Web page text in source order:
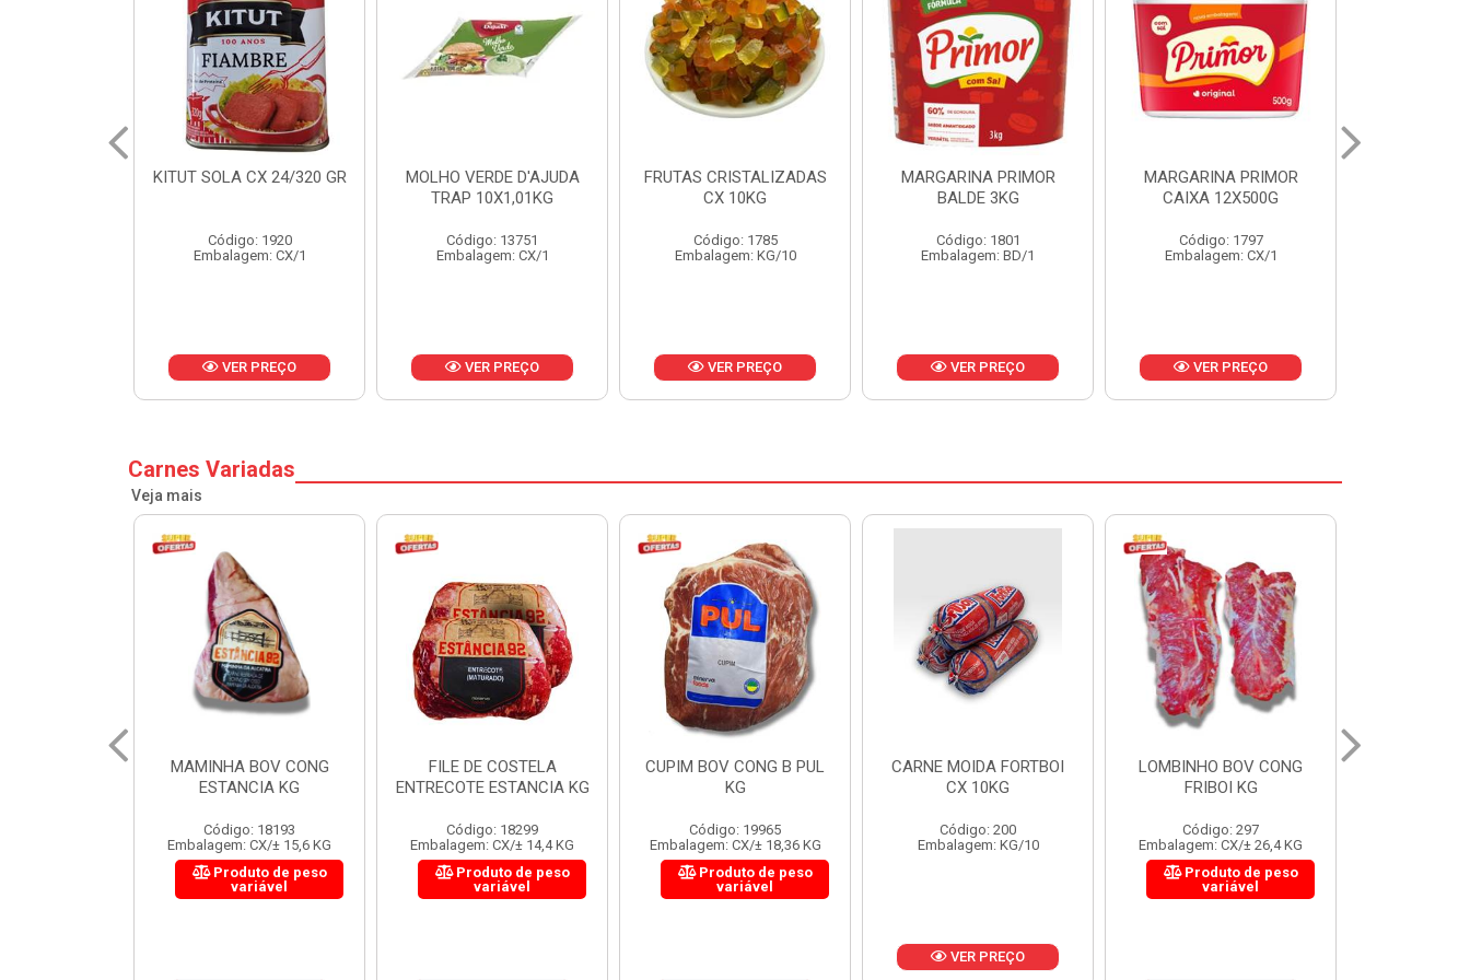
MOLHO VERDE D'AJUDA
Código: 13751
Embalagem: CX/1
VER PREÇO
FRUTAS CRISTALIZADAS
CX 10KG
Código: 1785
Embalagem: KG/10
VER PREÇO
MARGARINA PRIMOR
BALDE 3KG
Código: 1801
Embalagem: BD/1
VER PREÇO
MARGARINA PRIMOR
CAIXA 12X500G
Código: 1797
Embalagem: CX/1
VER PREÇO
MARGARINA PRIMOR CX
24X250G
Código: 1921
Embalagem: CX/1
VER PREÇO
Carnes Variadas
Veja mais
FILE DE COSTELA
ENTRECOTE ESTANCIA KG
Código: 18299
Embalagem: CX/± 14,4 KG
Produto de peso
variável
CUPIM BOV CONG B PUL
KG
Código: 19965
Embalagem: CX/± 18,36 KG
Produto de peso
variável
CARNE MOIDA FORTBOI
CX 10KG
Código: 200
Embalagem: KG/10
LOMBINHO BOV CONG
FRIBOI KG
Código: 297
Embalagem: CX/± 26,4 KG
FIGADO BOV CONG FRIBOI
KG
Código: 222
Embalagem: CX/± 30,12 KG
Produto de peso
variável